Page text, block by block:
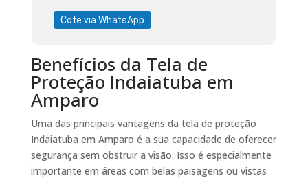
Cote via WhatsApp
Benefícios da Tela de
Proteção Indaiatuba em
Amparo
Uma das principais vantagens da tela de proteção
Indaiatuba em Amparo é a sua capacidade de oferecer
segurança sem obstruir a visão. Isso é especialmente
importante em áreas com belas paisagens ou vistas